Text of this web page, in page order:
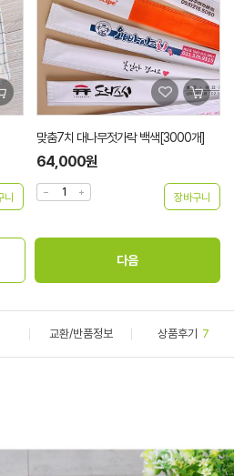
맞춤7치 대나무젓가락 백색[3000개]
64,000원
교환/반품정보 상품후기 7